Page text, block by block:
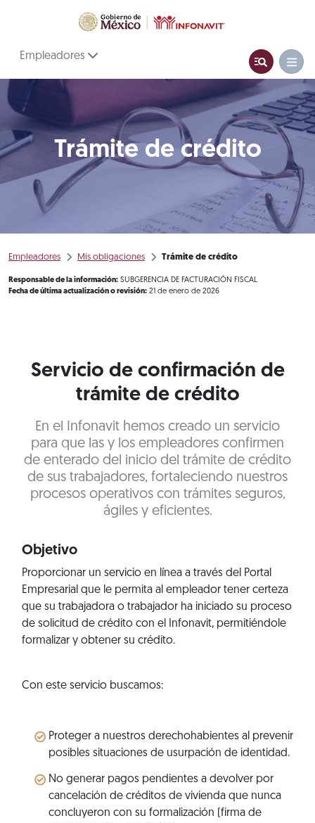
Empleadores
Trámite de crédito
Empleadores Mis obligaciones Trámite de crédito
Responsable de la información: SUBGERENCIA DE FACTURACIÓN FISCAL
Fecha de última actualización o revisión: 21 de enero de 2026
Servicio de confirmación de
trámite de crédito
En el Infonavit hemos creado un servicio
para que las y los empleadores confirmen
de enterado del inicio del trámite de crédito
de sus trabajadores, fortaleciendo nuestros
procesos operativos con trámites seguros,
ágiles y eficientes.
Objetivo
Proporcionar un servicio en línea a través del Portal
Empresarial que le permita al empleador tener certeza
que su trabajadora o trabajador ha iniciado su proceso
de solicitud de crédito con el Infonavit, permitiéndole
formalizar y obtener su crédito.
Con este servicio buscamos:
Proteger a nuestros derechohabientes al prevenir
posibles situaciones de usurpación de identidad.
No generar pagos pendientes a devolver por
cancelación de créditos de vivienda que nunca
concluyeron con su formalización (firma de